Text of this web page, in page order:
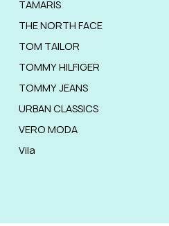
TAMARIS
THE NORTH FACE
TOM TAILOR
TOMMY HILFIGER
TOMMY JEANS
URBAN CLASSICS
VERO MODA
Vila